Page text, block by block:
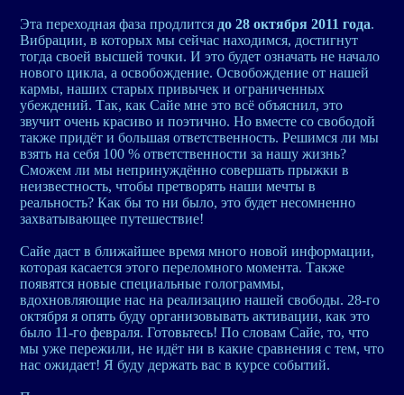
Эта переходная фаза продлится до 28 октября 2011 года.
Вибрации, в которых мы сейчас находимся, достигнут
тогда своей высшей точки. И это будет означать не начало
нового цикла, а освобождение. Освобождение от нашей
кармы, наших старых привычек и ограниченных
убеждений. Так, как Сайе мне это всё объяснил, это
звучит очень красиво и поэтично. Но вместе со свободой
также придёт и большая ответственность. Решимся ли мы
взять на себя 100 % ответственности за нашу жизнь?
Сможем ли мы непринуждённо совершать прыжки в
неизвестность, чтобы претворять наши мечты в
реальность? Как бы то ни было, это будет несомненно
захватывающее путешествие!
Сайе даст в ближайшее время много новой информации,
которая касается этого переломного момента. Также
появятся новые специальные голограммы,
вдохновляющие нас на реализацию нашей свободы. 28-го
октября я опять буду организовывать активации, как это
было 11-го февраля. Готовьтесь! По словам Сайе, то, что
мы уже пережили, не идёт ни в какие сравнения с тем, что
нас ожидает! Я буду держать вас в курсе событий.